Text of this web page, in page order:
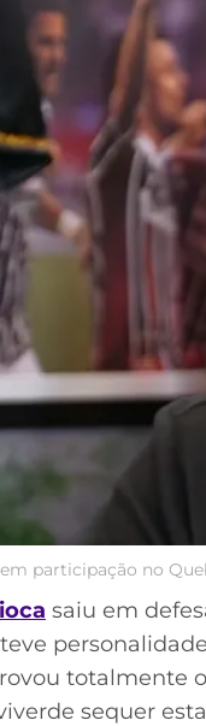
participação no
saiu em
sequer